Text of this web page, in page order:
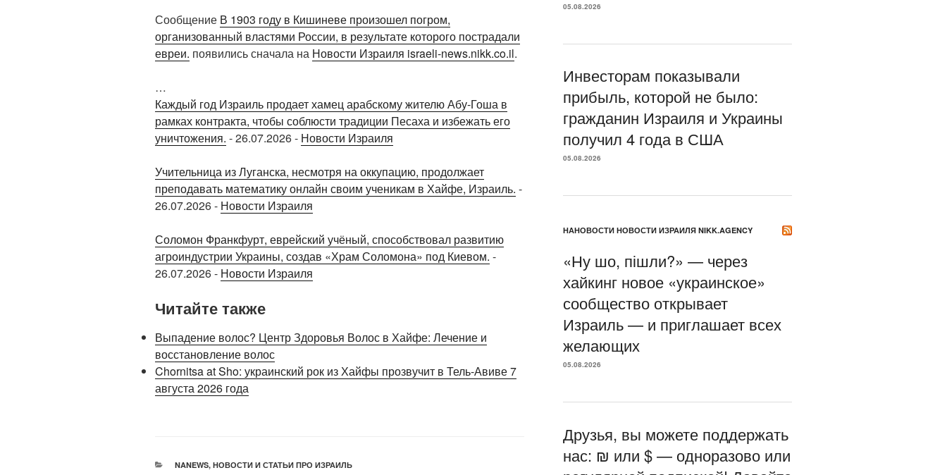
Сообщение В 1903 году в Кишиневе произошел погром,
организованный властями России, в результате которого пострадали
евреи. появились сначала на Новости Израиля israeli-news.nikk.co.il.
…
Каждый год Израиль продает хамец арабскому жителю Абу-Гоша в
рамках контракта, чтобы соблюсти традиции Песаха и избежать его
уничтожения. -26.07.2026- Новости Израиля
Учительница из Луганска, несмотря на оккупацию, продолжает
преподавать математику онлайн своим ученикам в Хайфе, Израиль. -
26.07.2026- Новости Израиля
Соломон Франкфурт, еврейский учёный, способствовал развитию
агроиндустрии Украины, создав «Храм Соломона» под Киевом. -
26.07.2026- Новости Израиля
Читайте также
Выпадение волос? Центр Здоровья Волос в Хайфе: Лечение и
восстановление волос
Chornitsa at Sho: украинский рок из Хайфы прозвучит в Тель-Авиве 7
августа 2026 года
РУБРИКИ
NANEWS, НОВОСТИ И СТАТЬИ ПРО ИЗРАИЛЬ
05.08.2026
Инвесторам показывали
прибыль, которой не было:
гражданин Израиля и Украины
получил 4 года в США
05.08.2026
НАНОВОСТИ НОВОСТИ ИЗРАИЛЯ NIKK.AGENCY
«Ну шо, пішли?» — через
хайкинг новое «украинское»
сообщество открывает
Израиль — и приглашает всех
желающих
05.08.2026
Друзья, вы можете поддержать
нас: ₪ или $ — одноразово или